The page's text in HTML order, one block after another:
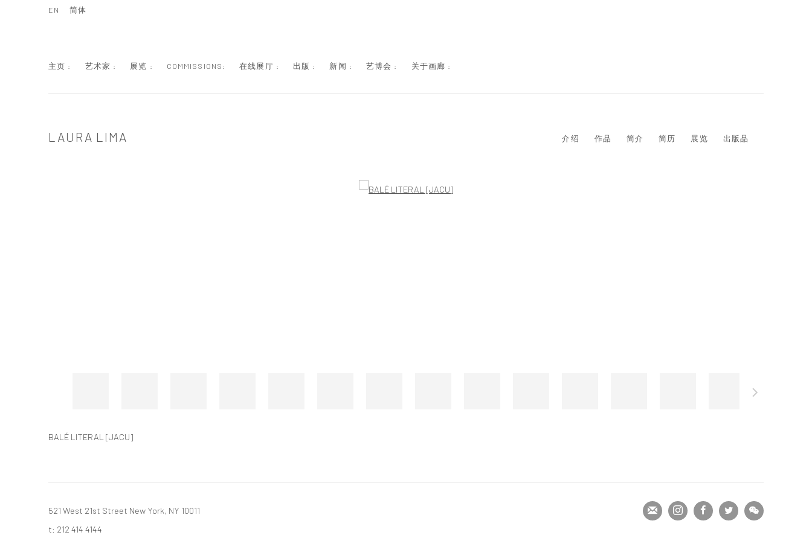
主页 : 艺术家 : 展览 : COMMISSIONS: 在线展厅 : 出版 : 新闻 : 艺博会 : 关于画廊 :
EN 简体
LAURA LIMA 介绍 作品 简介 简历 展览 出版品
BALÉ LITERAL [JACU]
521 West 21st Street New York, NY 10011
t: 212 414 4144